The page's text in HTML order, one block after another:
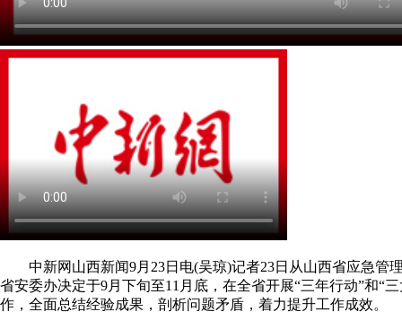
中新网山西新闻9月23日电(吴琼)记者23日从山西省应急管
省安委办决定于9月下旬至11月底，在全省开展“三年行动”和“
作，全面总结经验成果，剖析问题矛盾，着力提升工作成效。